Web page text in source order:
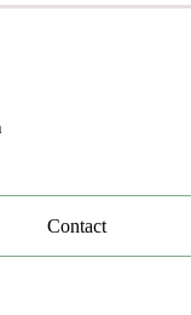
Contact